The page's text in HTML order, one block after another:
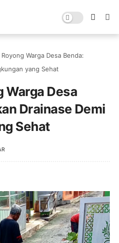
Warga Desa Benda:
yang Sehat
Warga Desa
Drainase Demi
Sehat